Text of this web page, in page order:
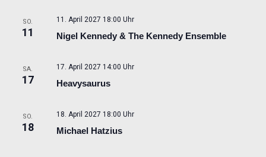
SO.
11 Nigel Kennedy & The Kennedy Ensemble
11. April 2027 18:00 Uhr
SA.
17 Heavysaurus
17. April 2027 14:00 Uhr
SO.
18 Michael Hatzius
18. April 2027 18:00 Uhr